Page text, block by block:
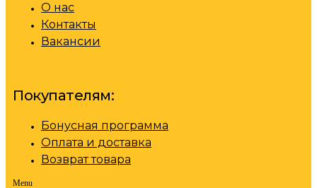
О нас
Контакты
Вакансии
Покупателям:
Бонусная программа
Оплата и доставка
Возврат товара
Menu